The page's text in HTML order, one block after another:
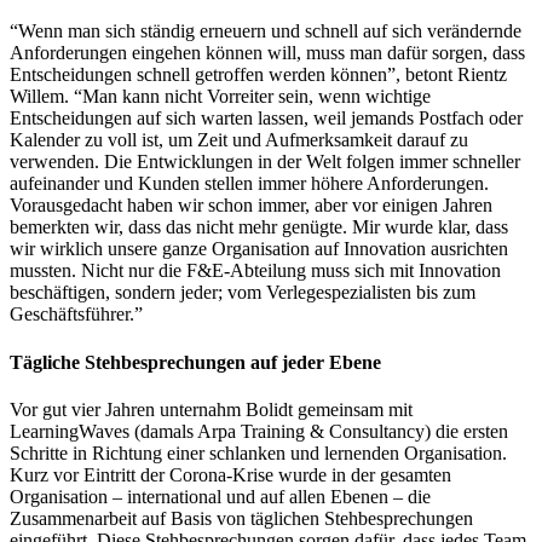
“Wenn man sich ständig erneuern und schnell auf sich verändernde
Anforderungen eingehen können will, muss man dafür sorgen, dass
Entscheidungen schnell getroffen werden können”, betont Rientz
Willem. “Man kann nicht Vorreiter sein, wenn wichtige
Entscheidungen auf sich warten lassen, weil jemands Postfach oder
Kalender zu voll ist, um Zeit und Aufmerksamkeit darauf zu
verwenden. Die Entwicklungen in der Welt folgen immer schneller
aufeinander und Kunden stellen immer höhere Anforderungen.
Vorausgedacht haben wir schon immer, aber vor einigen Jahren
bemerkten wir, dass das nicht mehr genügte. Mir wurde klar, dass
wir wirklich unsere ganze Organisation auf Innovation ausrichten
mussten. Nicht nur die F&E-Abteilung muss sich mit Innovation
beschäftigen, sondern jeder; vom Verlegespezialisten bis zum
Geschäftsführer.”
Tägliche Stehbesprechungen auf jeder Ebene
Vor gut vier Jahren unternahm Bolidt gemeinsam mit
LearningWaves (damals Arpa Training & Consultancy) die ersten
Schritte in Richtung einer schlanken und lernenden Organisation.
Kurz vor Eintritt der Corona-Krise wurde in der gesamten
Organisation – international und auf allen Ebenen – die
Zusammenarbeit auf Basis von täglichen Stehbesprechungen